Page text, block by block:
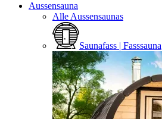
Aussensauna
Alle Aussensaunas
Saunafass | Fasssauna